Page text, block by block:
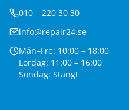
010 – 220 30 30
info@repair24.se
Mån–Fre: 10:00 – 18:00
Lördag: 11:00 – 16:00
Söndag: Stängt